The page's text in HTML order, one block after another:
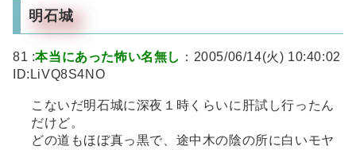
明石城
81 :本当にあった怖い名無し ：2005/06/14(火) 10:40:02
ID:LiVQ8S4NO
こないだ明石城に深夜１時くらいに肝試し行ったん
だけど。
どの道もほぼ真っ黒で、途中木の陰の所に白いモヤ